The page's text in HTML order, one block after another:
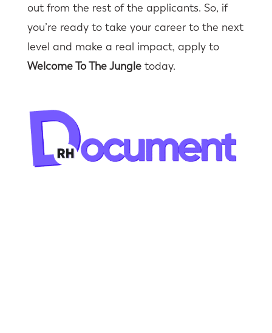
out from the rest of the applicants. So, if
you’re ready to take your career to the next
level and make a real impact, apply to
Welcome To The Jungletoday.